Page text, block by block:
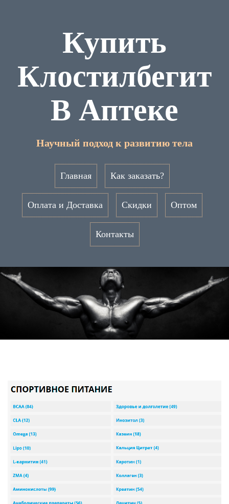
Купить
Клостилбегит
В Аптеке
Научный подход к развитию тела
Главная Как заказать?
Оплата и Доставка Скидки Оптом
Контакты